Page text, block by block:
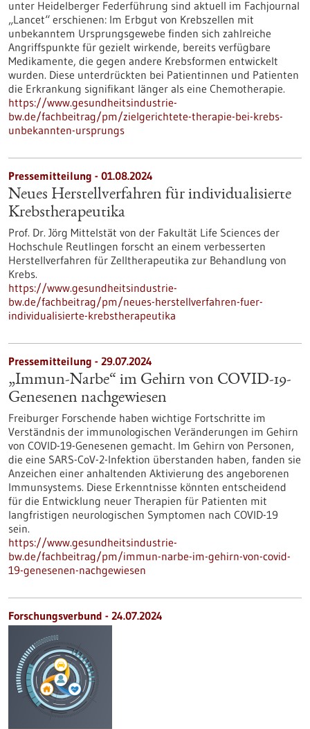
unter Heidelberger Federführung sind aktuell im Fachjournal
„Lancet“ erschienen: Im Erbgut von Krebszellen mit
unbekanntem Ursprungsgewebe finden sich zahlreiche
Angriffspunkte für gezielt wirkende, bereits verfügbare
Medikamente, die gegen andere Krebsformen entwickelt
wurden. Diese unterdrückten bei Patientinnen und Patienten
die Erkrankung signifikant länger als eine Chemotherapie.
https://www.gesundheitsindustrie-
bw.de/fachbeitrag/pm/zielgerichtete-therapie-bei-krebs-
unbekannten-ursprungs
Pressemitteilung - 01.08.2024
Neues Herstellverfahren für individualisierte
Krebstherapeutika
Prof. Dr. Jörg Mittelstät von der Fakultät Life Sciences der
Hochschule Reutlingen forscht an einem verbesserten
Herstellverfahren für Zelltherapeutika zur Behandlung von
Krebs.
https://www.gesundheitsindustrie-
bw.de/fachbeitrag/pm/neues-herstellverfahren-fuer-
individualisierte-krebstherapeutika
Pressemitteilung - 29.07.2024
„Immun-Narbe“ im Gehirn von COVID-19-
Genesenen nachgewiesen
Freiburger Forschende haben wichtige Fortschritte im
Verständnis der immunologischen Veränderungen im Gehirn
von COVID-19-Genesenen gemacht. Im Gehirn von Personen,
die eine SARS-CoV-2-Infektion überstanden haben, fanden sie
Anzeichen einer anhaltenden Aktivierung des angeborenen
Immunsystems. Diese Erkenntnisse könnten entscheidend
für die Entwicklung neuer Therapien für Patienten mit
langfristigen neurologischen Symptomen nach COVID-19
sein.
https://www.gesundheitsindustrie-
bw.de/fachbeitrag/pm/immun-narbe-im-gehirn-von-covid-
19-genesenen-nachgewiesen
Forschungsverbund - 24.07.2024